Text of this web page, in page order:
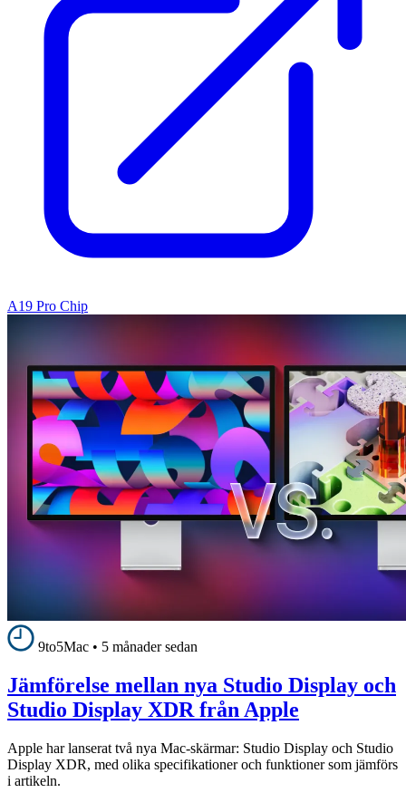
A19 Pro Chip
9to5Mac • 5 månader sedan
Jämförelse mellan nya Studio Display och
Studio Display XDR från Apple
Apple har lanserat två nya Mac-skärmar: Studio Display och Studio
Display XDR, med olika specifikationer och funktioner som jämförs
i artikeln.